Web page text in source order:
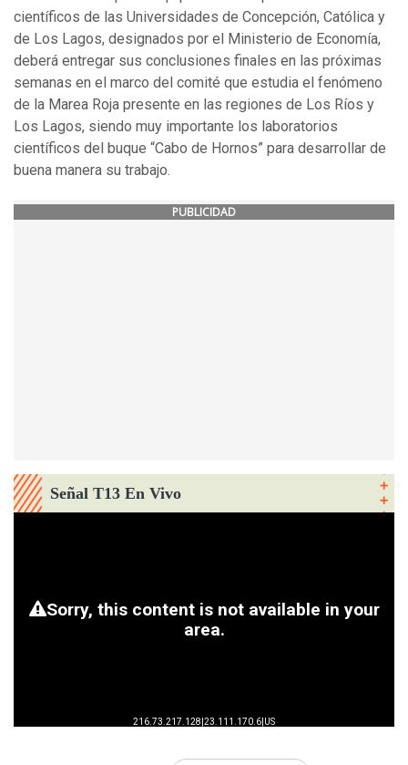
científicos de las Universidades de Concepción, Católica y
de Los Lagos, designados por el Ministerio de Economía,
deberá entregar sus conclusiones finales en las próximas
semanas en el marco del comité que estudia el fenómeno
de la Marea Roja presente en las regiones de Los Ríos y
Los Lagos, siendo muy importante los laboratorios
científicos del buque “Cabo de Hornos” para desarrollar de
buena manera su trabajo.
PUBLICIDAD
Señal T13 En Vivo